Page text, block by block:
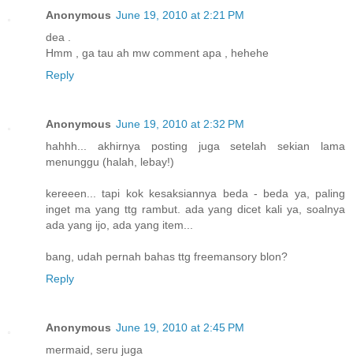
Anonymous June 19, 2010 at 2:21 PM
dea .
Hmm , ga tau ah mw comment apa , hehehe
Reply
Anonymous June 19, 2010 at 2:32 PM
hahhh... akhirnya posting juga setelah sekian lama
menunggu (halah, lebay!)
kereeen... tapi kok kesaksiannya beda - beda ya, paling
inget ma yang ttg rambut. ada yang dicet kali ya, soalnya
ada yang ijo, ada yang item...
bang, udah pernah bahas ttg freemansory blon?
Reply
Anonymous June 19, 2010 at 2:45 PM
mermaid, seru juga